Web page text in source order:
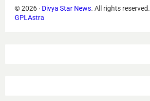
©2026 ‧ Divya Star News. All rights reserved.
GPLAstra